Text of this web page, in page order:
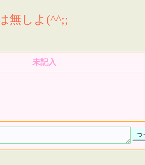
無しよ(^^;;
未記入